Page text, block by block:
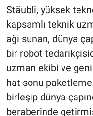
Stäubli, yüksek
kapsamlı teknik
ağı sunan, dünya
bir robot
uzman ekibi ve
hat sonu paketleme
birleşip dünya
beraberinde